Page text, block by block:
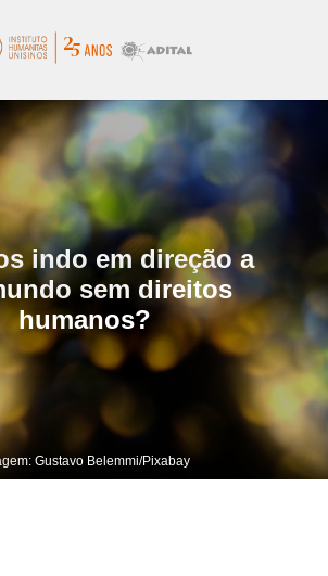
indo em direção a
sem direitos
humanos?
Gustavo Belemmi/Pixabay